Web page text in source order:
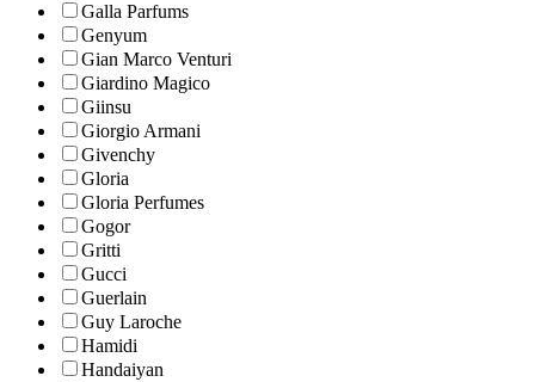
Galla Parfums
Genyum
Gian Marco Venturi
Giardino Magico
Giinsu
Giorgio Armani
Givenchy
Gloria
Gloria Perfumes
Gogor
Gritti
Gucci
Guerlain
Guy Laroche
Hamidi
Handaiyan